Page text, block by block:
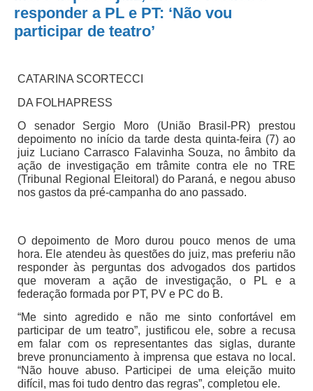
responder a PL e PT: ‘Não vou
participar de teatro’
CATARINA SCORTECCI
DA FOLHAPRESS
O senador Sergio Moro (União Brasil-PR) prestou
depoimento no início da tarde desta quinta-feira (7) ao
juiz Luciano Carrasco Falavinha Souza, no âmbito da
ação de investigação em trâmite contra ele no TRE
(Tribunal Regional Eleitoral) do Paraná, e negou abuso
nos gastos da pré-campanha do ano passado.
O depoimento de Moro durou pouco menos de uma
hora. Ele atendeu às questões do juiz, mas preferiu não
responder às perguntas dos advogados dos partidos
que moveram a ação de investigação, o PL e a
federação formada por PT, PV e PC do B.
“Me sinto agredido e não me sinto confortável em
participar de um teatro”, justificou ele, sobre a recusa
em falar com os representantes das siglas, durante
breve pronunciamento à imprensa que estava no local.
“Não houve abuso. Participei de uma eleição muito
difícil, mas foi tudo dentro das regras”, completou ele.